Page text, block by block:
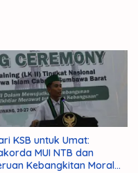
KSB untuk Umat:
MUI NTB dan
Kebangkitan Moral